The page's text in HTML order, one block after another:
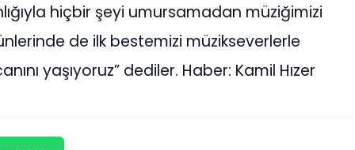
hiçbir şeyi umursamadan müziğimizi
de ilk bestemizi müzikseverlerle
yaşıyoruz” dediler. Haber: Kamil Hızer